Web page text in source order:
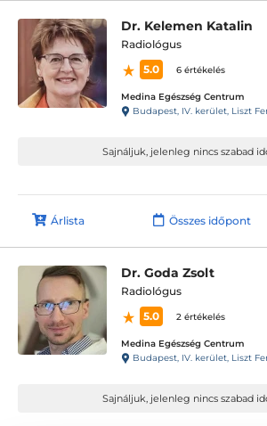
Dr. Kelemen Katalin
Radiológus
5.0
6 értékelés
Medina Egészség Centrum
Budapest, IV. kerület, Liszt
Sajnáljuk, jelenleg nincs szabad
Árlista Összes időpont
Dr. Goda Zsolt
Radiológus
5.0
2 értékelés
Medina Egészség Centrum
Budapest, IV. kerület, Liszt
Sajnáljuk, jelenleg nincs szabad